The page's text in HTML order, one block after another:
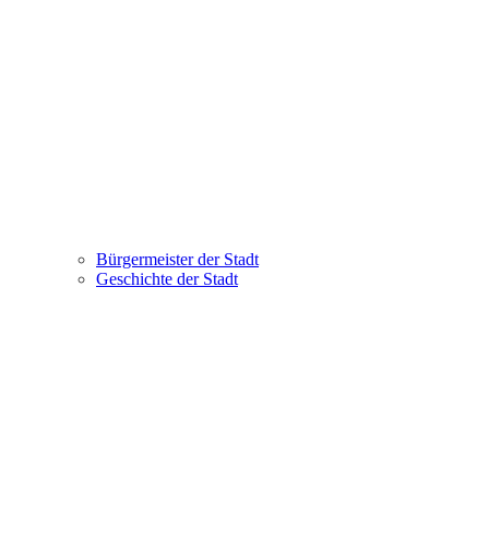
Bürgermeister der Stadt
Geschichte der Stadt